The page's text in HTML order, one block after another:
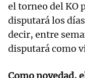
el torneo del KO
disputará los
decir, entre
disputará como